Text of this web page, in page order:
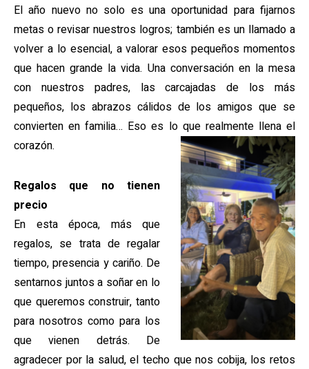
El año nuevo no solo es una oportunidad para fijarnos
metas o revisar nuestros logros; también es un llamado a
volver a lo esencial, a valorar esos pequeños momentos
que hacen grande la vida. Una conversación en la mesa
con nuestros padres, las carcajadas de los más
pequeños, los abrazos cálidos de los amigos que se
convierten en familia… Eso es lo que realmente llena el
corazón.
Regalos que no tienen
precio
En esta época, más que
regalos, se trata de regalar
tiempo, presencia y cariño. De
sentarnos juntos a soñar en lo
que queremos construir, tanto
para nosotros como para los
que vienen detrás. De
agradecer por la salud, el techo que nos cobija, los retos